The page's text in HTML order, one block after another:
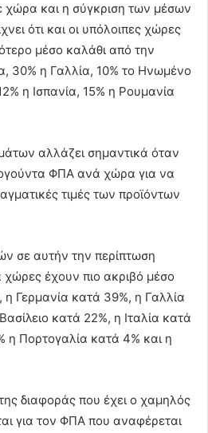
χώρα και η σύγκριση των μέσων
ότι και οι υπόλοιπες χώρες
μέσο καλάθι από την
30% η Γαλλία, 10% το Ηνωμένο
η Ισπανία, 15% η Ρουμανία
αλλάζει σημαντικά όταν
ΦΠΑ ανά χώρα για να
τιμές των προϊόντων
σε αυτήν την περίπτωση
χώρες έχουν πιο ακριβό μέσο
Γερμανία κατά 39%, η Γαλλία
κατά 22%, η Ιταλία κατά
η Πορτογαλία κατά 4% και η
διαφοράς που έχει ο χαμηλός
για τον ΦΠΑ που αναφέρεται